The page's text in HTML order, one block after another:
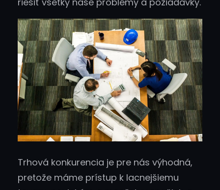
Trhová konkurencia je pre nás výhodná,
pretože máme prístup k lacnejšiemu